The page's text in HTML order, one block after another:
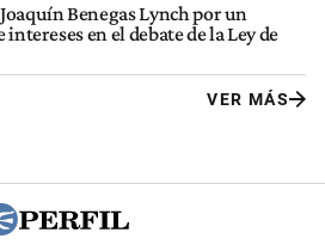
Benegas Lynch por un
en el debate de la Ley de
VER MÁS